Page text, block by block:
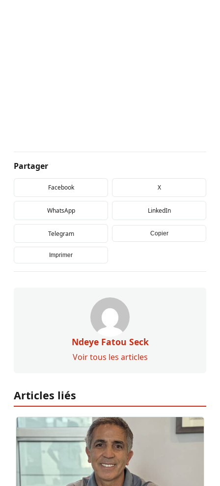
Partager
Facebook X
WhatsApp LinkedIn
Telegram Copier
Imprimer
Ndeye Fatou Seck
Voir tous les articles
Articles liés